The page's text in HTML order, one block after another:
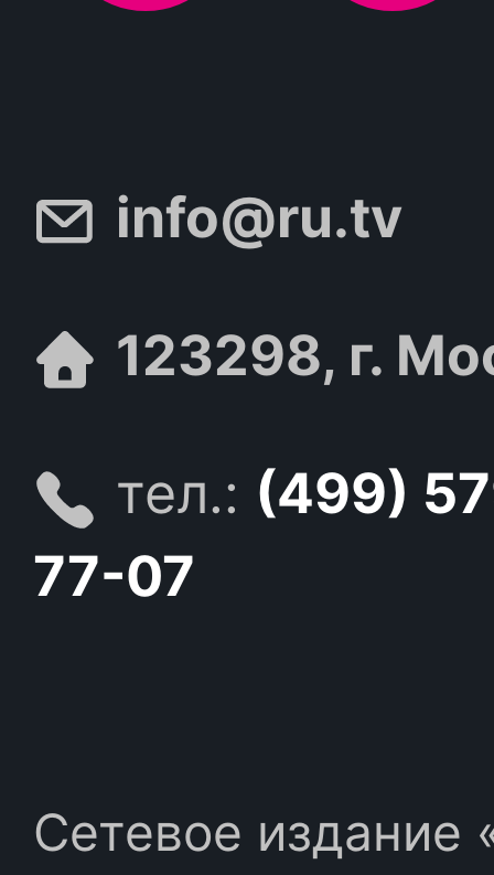
info@ru.tv
123298, г.
тел.: (499)
77-07
Сетевое издание